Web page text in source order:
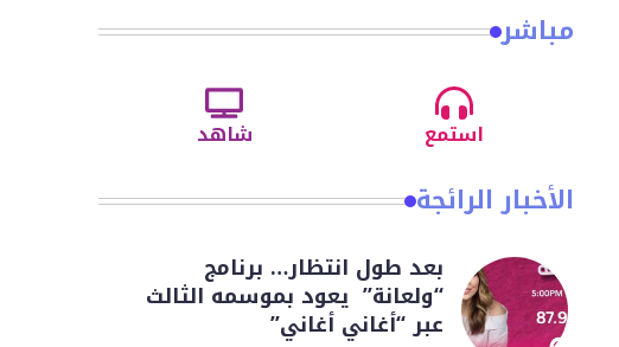
مباشر
استمع شاهد
الأخبار الرائجة
بعد طول انتظار… برنامج
“ولعانة” يعود بموسمه الثالث
عبر “أغاني أغاني”